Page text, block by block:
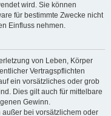
wird. Sie können
für bestimmte Zwecke nicht
Einfluss nehmen.
von Leben, Körper
Vertragspflichten
ein vorsätzliches oder grob
Dies gilt auch für mittelbare
Gewinn.
bei vorsätzlichem oder